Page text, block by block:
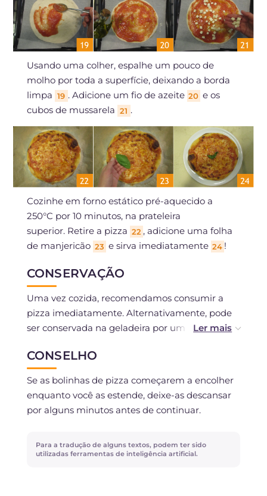
Usando uma colher, espalhe um pouco de
molho por toda a superfície, deixando a borda
limpa 19 . Adicione um fio de azeite 20 e os
cubos de mussarela 21 .
Cozinhe em forno estático pré-aquecido a
250°C por 10 minutos, na prateleira
superior. Retire a pizza 22 , adicione uma folha
de manjericão 23 e sirva imediatamente 24 !
CONSERVAÇÃO
Uma vez cozida, recomendamos consumir a
pizza imediatamente. Alternativamente, pode
ser conservada na geladeira por um dia.
Se preferir, você pode pré-cozinhar as bases
usando apenas o molho de tomate. Uma vez
frias, você pode congelá-las e adicionar a
mussarela apenas quando for terminar o
cozimento.
CONSELHO
Se as bolinhas de pizza começarem a encolher
enquanto você as estende, deixe-as descansar
por alguns minutos antes de continuar.
Para a tradução de alguns textos, podem ter sido
utilizadas ferramentas de inteligência artificial.